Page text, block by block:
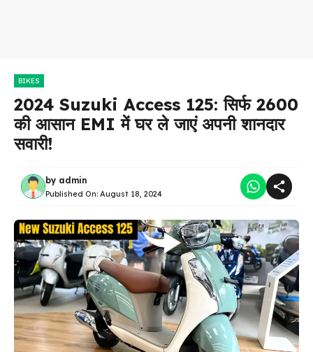
BIKES
2024 Suzuki Access 125: सिर्फ ₹2600
की आसान EMI में घर ले जाएं अपनी शानदार
सवारी!
by admin
Published On: August 18, 2024